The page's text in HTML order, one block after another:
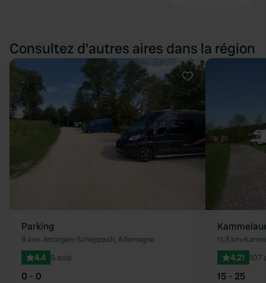
Consultez d'autres aires dans la région
Préféré
Parking
9 km•Jettingen-Scheppach, Allemagne
4.4 5 avis
0 - 0
11,3 km•
4.21 107
15 - 25